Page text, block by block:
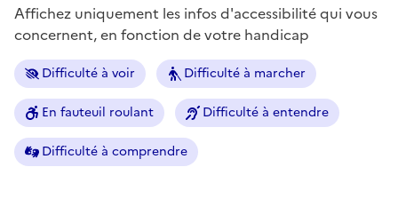
Affichez uniquement les infos d'accessibilité qui vous
concernent, en fonction de votre handicap
Difficulté à voir Difficulté à marcher
En fauteuil roulant Difficulté à entendre
Difficulté à comprendre